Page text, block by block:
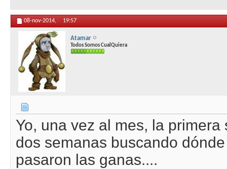
08-nov-2014, 19:57
Atamar
Todos Somos CualQuiera
Yo, una vez al mes, la
dos semanas buscando
pasaron las ganas....